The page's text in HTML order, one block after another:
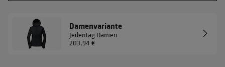
Damenvariante
Jedentag Damen
203,94 €